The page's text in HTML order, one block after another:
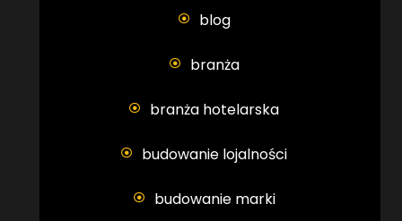
blog
branża
branża hotelarska
budowanie lojalności
budowanie marki